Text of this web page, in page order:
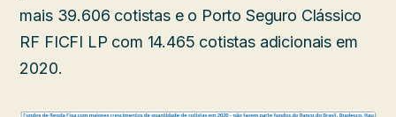
mais 39.606 cotistas e o Porto Seguro Clássico
RF FICFI LP com 14.465 cotistas adicionais em
2020.